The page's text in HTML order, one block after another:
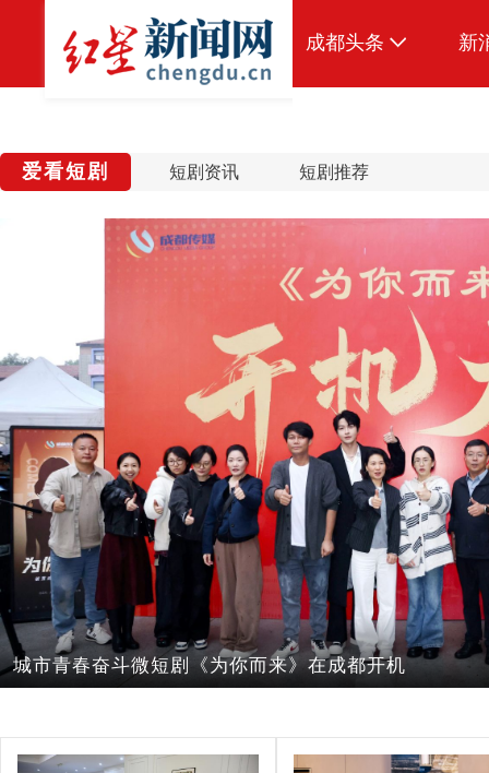
成都头条
头条智造
热点专题
传真机
公示
新
爱看短剧 短剧资讯 短剧推荐
300+全风格片场加持！红砂短剧工坊启幕即运营